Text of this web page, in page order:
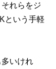
れらをジ
という手軽
いけれ